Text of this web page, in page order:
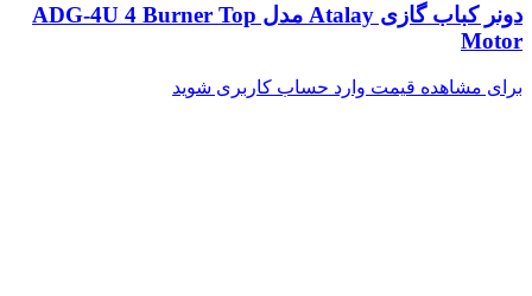
دونر کباب گازی Atalay مدل ADG-4U 4 Burner Top
Motor
برای مشاهده قیمت وارد حساب کاربری شوید